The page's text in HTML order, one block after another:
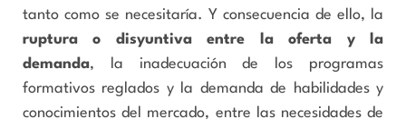
tanto como se necesitaría. Y consecuencia de ello, la
ruptura o disyuntiva entre la oferta y la
demanda, la inadecuación de los programas
formativos reglados y la demanda de habilidades y
conocimientos del mercado, entre las necesidades de